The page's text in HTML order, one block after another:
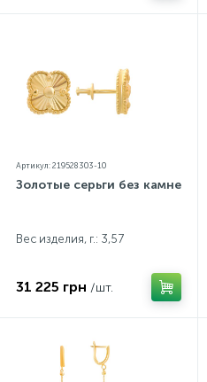
Артикул: 219528303-10
Золотые серьги без камней
Вес изделия, г.: 3,57
31 225 грн /шт.